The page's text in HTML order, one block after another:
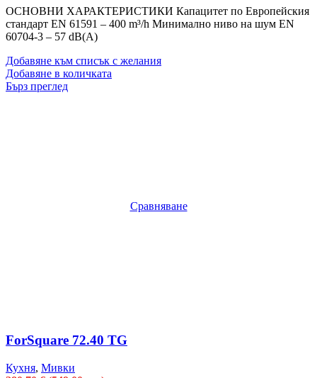
ОСНОВНИ ХАРАКТЕРИСТИКИ Капацитет по Европейския
стандарт EN 61591 – 400 m³/h Минимално ниво на шум EN
60704-3 – 57 dB(A)
Добавяне към списък с желания
Добавяне в количката
Бърз преглед
Сравняване
ForSquare 72.40 TG
Кухня, Мивки